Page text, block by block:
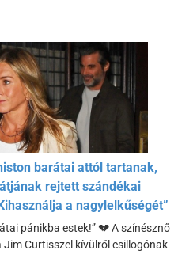
barátai attól tartanak,
rejtett szándékai
a nagylelkűségét”
pánikba estek!” 💔 A színésznő
Jim Curtisszel kívülről csillogónak